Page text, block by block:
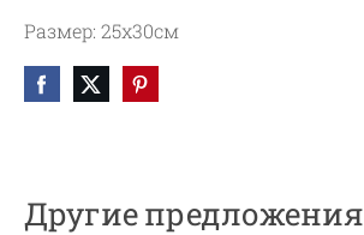
Размер: 25x30см
Другие предложения